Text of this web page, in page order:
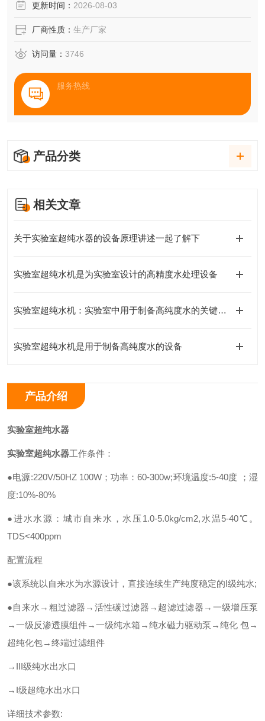
更新时间： 2026-08-03
厂商性质： 生产厂家
访问量： 3746
服务热线
产品分类
相关文章
关于实验室超纯水器的设备原理讲述一起了解下
实验室超纯水机是为实验室设计的高精度水处理设备
实验室超纯水机：实验室中用于制备高纯度水的关键设备
实验室超纯水机是用于制备高纯度水的设备
产品介绍
实验室超纯水器
实验室超纯水器工作条件：
●电源:220V/50HZ 100W；功率：60-300w;环境温度:5-40度 ；湿
度:10%-80%
●进水水源：城市自来水，水压1.0-5.0kg/cm2,水温5-40℃。
TDS<400ppm
配置流程
●该系统以自来水为水源设计，直接连续生产纯度稳定的I级纯水;
●自来水→粗过滤器→活性碳过滤器→超滤过滤器→一级增压泵
→一级反渗透膜组件→一级纯水箱→纯水磁力驱动泵→纯化 包→
超纯化包→终端过滤组件
→III级纯水出水口
→I级超纯水出水口
详细技术参数: